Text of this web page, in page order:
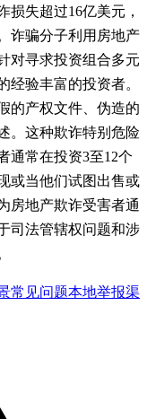
损失超过16亿美元，
诈骗分子利用房地产
对寻求投资组合多元
经验丰富的投资者。
的产权文件、伪造的
。这种欺诈特别危险
常在投资3至12个
或当他们试图出售或
房地产欺诈受害者通
司法管辖权问题和涉
常见问题本地举报渠